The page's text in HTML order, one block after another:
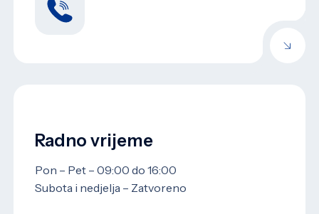
Radno vrijeme
Pon – Pet – 09:00 do 16:00
Subota i nedjelja – Zatvoreno